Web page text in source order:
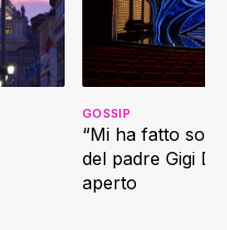
“Mi ha fatto
del padre Gigi
aperto
GOSSIP